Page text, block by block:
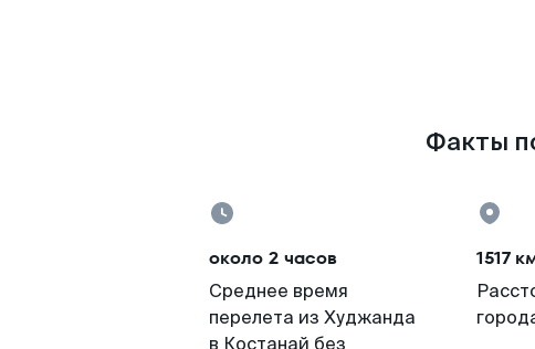
Факты
около 2 часов
Среднее время
перелета из Худжанда
в Костанай без
1517